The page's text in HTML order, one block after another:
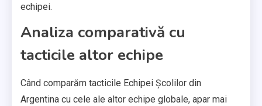
echipei.
Analiza comparativă cu
tacticile altor echipe
Când comparăm tacticile Echipei Școlilor din
Argentina cu cele ale altor echipe globale, apar mai